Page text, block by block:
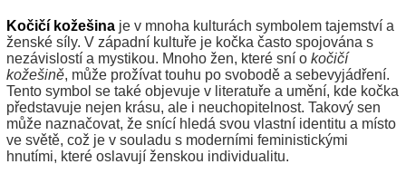
Kočičí kožešina je v mnoha kulturách symbolem tajemství a
ženské síly. V západní kultuře je kočka často spojována s
nezávislostí a mystikou. Mnoho žen, které sní o kočičí
kožešině, může prožívat touhu po svobodě a sebevyjádření.
Tento symbol se také objevuje v literatuře a umění, kde kočka
představuje nejen krásu, ale i neuchopitelnost. Takový sen
může naznačovat, že snící hledá svou vlastní identitu a místo
ve světě, což je v souladu s moderními feministickými
hnutími, které oslavují ženskou individualitu.